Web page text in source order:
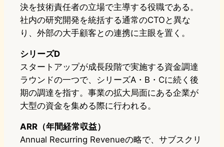
決を技術責任者の立場で主導する役職である。
社内の研究開発を統括する通常のCTOと異な
り、外部の大手顧客との連携に主眼を置く。
シリーズD
スタートアップが成長段階で実施する資金調達
ラウンドの一つで、シリーズA・B・Cに続く後
期の調達を指す。事業の拡大局面にある企業が
大型の資金を集める際に行われる。
ARR（年間経常収益）
Annual Recurring Revenueの略で、サブスクリ